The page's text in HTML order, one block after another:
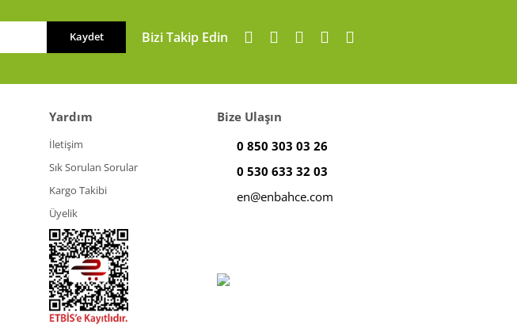
Kaydet Bizi Takip Edin
Yardım
İletişim
Sık Sorulan Sorular
Kargo Takibi
Üyelik
Bize Ulaşın
0 850 303 03 26
0 530 633 32 03
en@enbahce.com